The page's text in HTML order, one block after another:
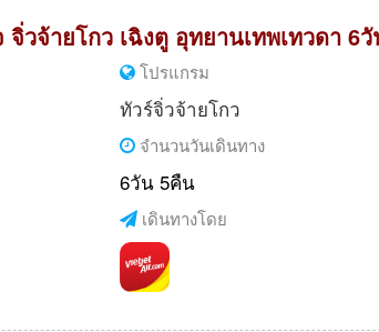
วจ้ายโกว เฉิงตู อุทยานเทพเทวดา 6
โปรแกรม
ทัวร์จิ่วจ้ายโกว
จำนวนวันเดินทาง
6วัน 5คืน
เดินทางโดย